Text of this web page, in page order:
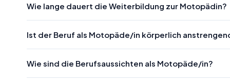
Wie lange dauert die Weiterbildung zur Motopädin?
Ist der Beruf als Motopäde/in körperlich
Wie sind die Berufsaussichten als Motopäde/in?